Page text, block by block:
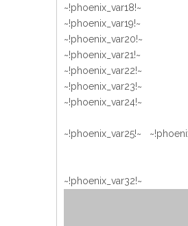
~!phoenix_var18!~
~!phoenix_var19!~
~!phoenix_var20!~
~!phoenix_var21!~
~!phoenix_var22!~
~!phoenix_var23!~
~!phoenix_var24!~
~!phoenix_var25!~
~!phoenix_var32!~